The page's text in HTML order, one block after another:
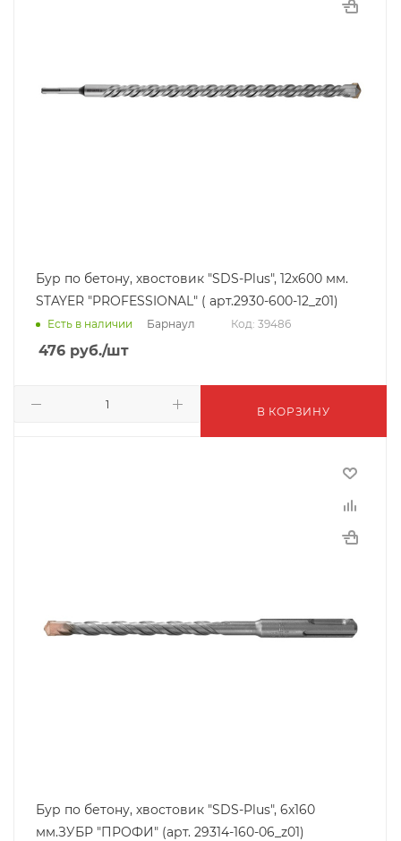
Бур по бетону, хвостовик "SDS-Plus", 12х600 мм.
STAYER "PROFESSIONAL" ( арт.2930-600-12_z01)
Есть в наличии Барнаул Код: 39486
476 руб./шт
В КОРЗИНУ
Бур по бетону, хвостовик "SDS-Plus", 6х160
мм.ЗУБР "ПРОФИ" (арт. 29314-160-06_z01)